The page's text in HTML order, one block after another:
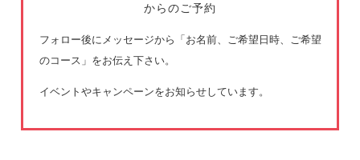
からのご予約
フォロー後にメッセージから「お名前、ご希望日時、ご希望
のコース」をお伝え下さい。
イベントやキャンペーンをお知らせしています。